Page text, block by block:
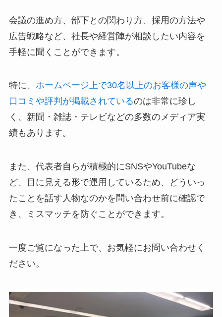
会議の進め方、部下との関わり方、採用の方法や
広告戦略など、社長や経営陣が相談したい内容を
手軽に聞くことができます。
特に、 ホームページ上で30名以上のお客様の声や
口コミや評判が掲載されているのは非常に珍し
く、新聞・雑誌・テレビなどの多数のメディア実
績もあります。
また、代表者自らが積極的にSNSやYouTubeな
ど、目に見える形で運用しているため、どういっ
たことを話す人物なのかを問い合わせ前に確認で
き、ミスマッチを防ぐことができます。
一度ご覧になった上で、お気軽にお問い合わせく
ださい。